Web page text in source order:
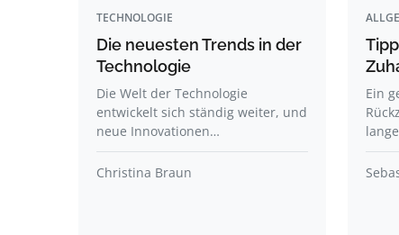
TECHNOLOGIE
Die neuesten Trends in der
Technologie
Die Welt der Technologie
entwickelt sich ständig weiter, und
neue Innovationen…
Christina Braun
Ein